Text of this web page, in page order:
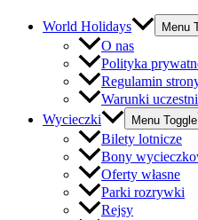
World Holidays Menu
O nas
Polityka
Regulamin
Warunki
Wycieczki
Menu Toggle
Bilety lotnicze
Bony
Oferty własne
Parki rozrywki
Rejsy